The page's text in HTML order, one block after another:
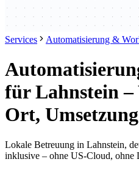
Services Automatisierung &
für Lahnstein –
Ort,
Lokale Betreuung in Lahnstein,
inklusive – ohne US-Cloud, ohne